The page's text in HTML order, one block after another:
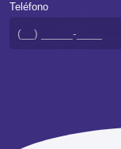
Teléfono